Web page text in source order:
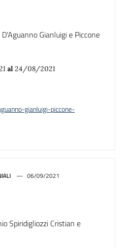
06/09/2021
Spiridigliozzi Cristian e
Gianluigi e Piccone
al 24/08/2021
gianluigi-piccone-